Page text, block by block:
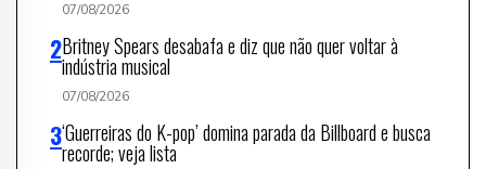
07/08/2026
Britney Spears desabafa e diz que não quer voltar à
indústria musical
07/08/2026
‘Guerreiras do K-pop’ domina parada da Billboard e busca
recorde; veja lista